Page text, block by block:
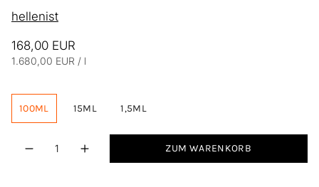
hellenist
168,00 EUR
Einheitspreis
1.680,00 EUR /pro
l
100ML 15ML 1,5ML
ZUM WARENKORB